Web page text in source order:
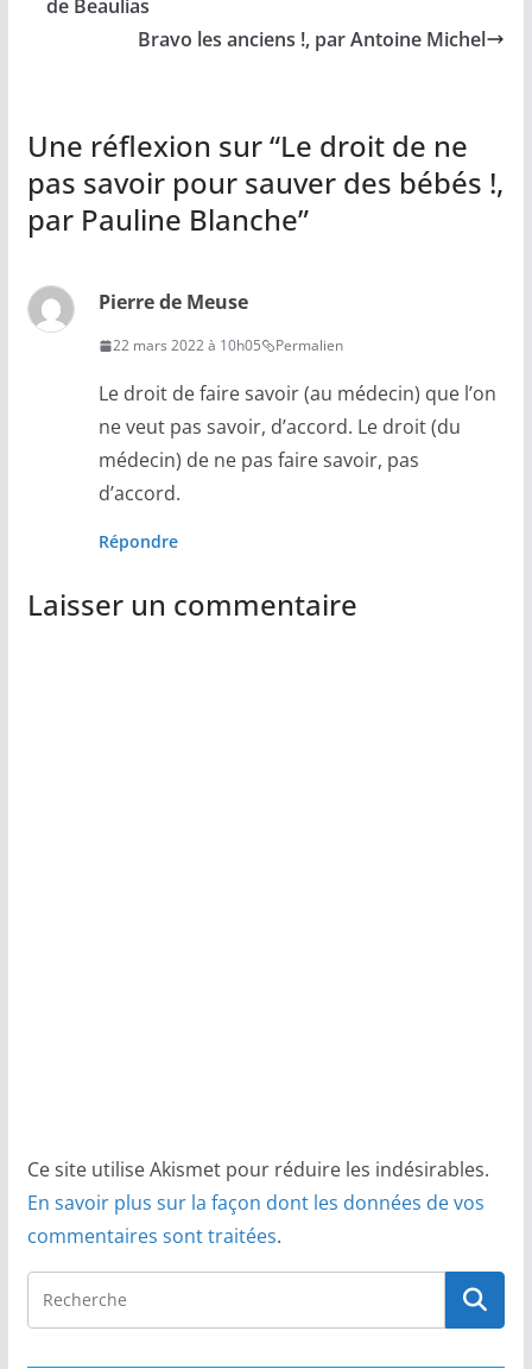
de Beaulias
Bravo les anciens !, par Antoine Michel
Une réflexion sur “Le droit de ne
pas savoir pour sauver des bébés !,
par Pauline Blanche”
Pierre de Meuse
22 mars 2022 à 10h05 Permalien
Le droit de faire savoir (au médecin) que l’on
ne veut pas savoir, d’accord. Le droit (du
médecin) de ne pas faire savoir, pas
d’accord.
Répondre
Laisser un commentaire
Ce site utilise Akismet pour réduire les indésirables.
En savoir plus sur la façon dont les données de vos
commentaires sont traitées.